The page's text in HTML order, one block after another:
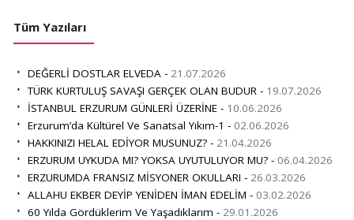
Tüm Yazıları
DEĞERLİ DOSTLAR ELVEDA - 21.07.2026
TÜRK KURTULUŞ SAVAŞI GERÇEK OLAN BUDUR - 19.07.2026
İSTANBUL ERZURUM GÜNLERİ ÜZERİNE - 10.06.2026
Erzurum’da Kültürel Ve Sanatsal Yıkım-1 - 02.06.2026
HAKKINIZI HELAL EDİYOR MUSUNUZ? - 21.04.2026
ERZURUM UYKUDA MI? YOKSA UYUTULUYOR MU? - 06.04.2026
ERZURUMDA FRANSIZ MİSYONER OKULLARI - 26.03.2026
ALLAHU EKBER DEYİP YENİDEN İMAN EDELİM - 03.02.2026
60 Yılda Gördüklerim Ve Yaşadıklarım - 29.01.2026